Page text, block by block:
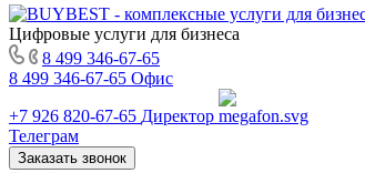
Цифровые услуги для бизнеса
8 499 346-67-65
8 499 346-67-65 Офис
+7 926 820-67-65 Директор
Телеграм
Заказать звонок